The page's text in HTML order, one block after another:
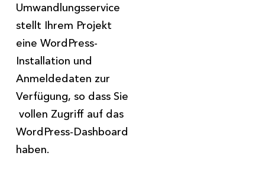
Umwandlungsservice
stellt Ihrem Projekt
eine WordPress-
Installation und
Anmeldedaten zur
Verfügung, so dass Sie
vollen Zugriff auf das
WordPress-Dashboard
haben.